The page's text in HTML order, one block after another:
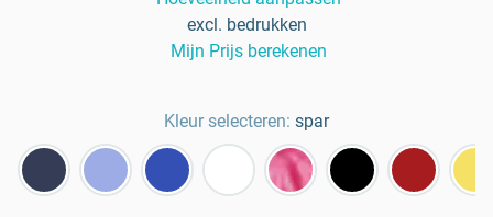
excl. bedrukken
Mijn Prijs berekenen
Kleur selecteren: spar